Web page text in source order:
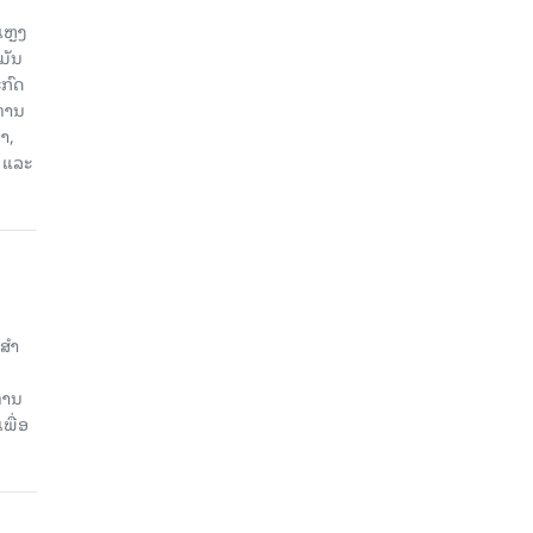
ງ
ນ
ດ
ນ
,
ລະ
າ
ນ
ພື່ອ